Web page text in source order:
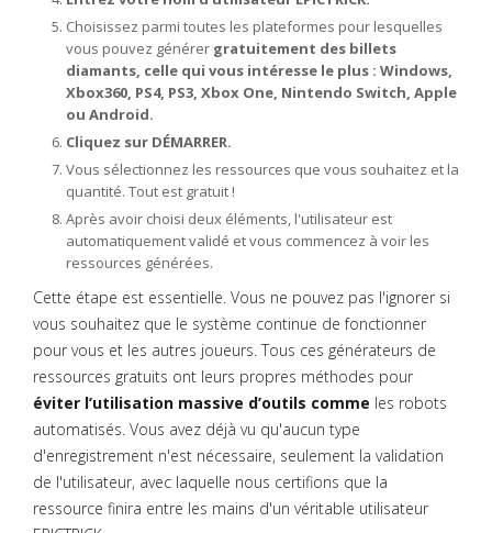
Choisissez parmi toutes les plateformes pour lesquelles
vous pouvez générer gratuitement des billets
diamants, celle qui vous intéresse le plus : Windows,
Xbox360, PS4, PS3, Xbox One, Nintendo Switch, Apple
ou Android.
Cliquez sur DÉMARRER.
Vous sélectionnez les ressources que vous souhaitez et la
quantité. Tout est gratuit !
Après avoir choisi deux éléments, l'utilisateur est
automatiquement validé et vous commencez à voir les
ressources générées.
Cette étape est essentielle. Vous ne pouvez pas l'ignorer si
vous souhaitez que le système continue de fonctionner
pour vous et les autres joueurs. Tous ces générateurs de
ressources gratuits ont leurs propres méthodes pour
éviter l’utilisation massive d’outils comme les robots
automatisés. Vous avez déjà vu qu'aucun type
d'enregistrement n'est nécessaire, seulement la validation
de l'utilisateur, avec laquelle nous certifions que la
ressource finira entre les mains d'un véritable utilisateur